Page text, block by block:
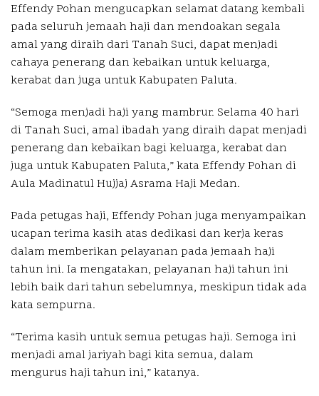
Effendy Pohan mengucapkan selamat datang kembali
pada seluruh jemaah haji dan mendoakan segala
amal yang diraih dari Tanah Suci, dapat menjadi
cahaya penerang dan kebaikan untuk keluarga,
kerabat dan juga untuk Kabupaten Paluta.
“Semoga menjadi haji yang mambrur. Selama 40 hari
di Tanah Suci, amal ibadah yang diraih dapat menjadi
penerang dan kebaikan bagi keluarga, kerabat dan
juga untuk Kabupaten Paluta,” kata Effendy Pohan di
Aula Madinatul Hujjaj Asrama Haji Medan.
Pada petugas haji, Effendy Pohan juga menyampaikan
ucapan terima kasih atas dedikasi dan kerja keras
dalam memberikan pelayanan pada jemaah haji
tahun ini. Ia mengatakan, pelayanan haji tahun ini
lebih baik dari tahun sebelumnya, meskipun tidak ada
kata sempurna.
“Terima kasih untuk semua petugas haji. Semoga ini
menjadi amal jariyah bagi kita semua, dalam
mengurus haji tahun ini,” katanya.